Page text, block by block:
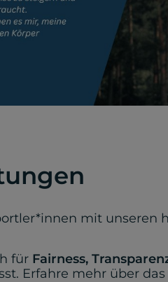
mit unseren
für Fairness,
Erfahre mehr über das